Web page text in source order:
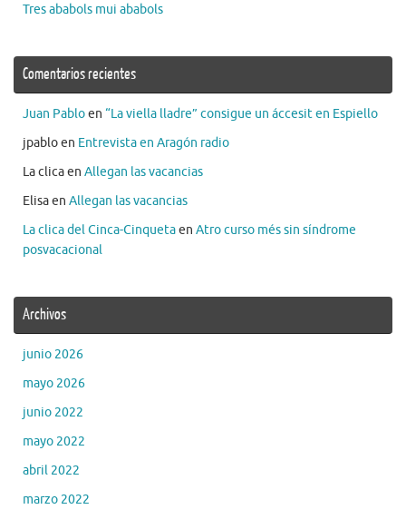
Tres ababols mui ababols
Comentarios recientes
Juan Pabloen “La viella lladre” consigue un áccesit en Espiello
jpabloen Entrevista en Aragón radio
La clicaen Allegan las vacancias
Elisaen Allegan las vacancias
La clica del Cinca-Cinquetaen Atro curso més sin síndrome
posvacacional
Archivos
junio 2026
mayo 2026
junio 2022
mayo 2022
abril 2022
marzo 2022